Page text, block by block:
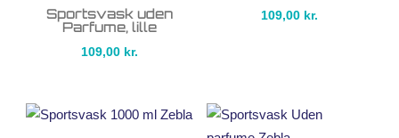
Sportsvask uden
Parfume, lille
109,00 kr.
109,00 kr.